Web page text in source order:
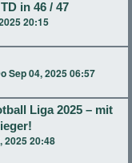
in 46 / 47
20:15
Sep 04, 2025 06:57
Liga 2025 – mit
2025 20:48